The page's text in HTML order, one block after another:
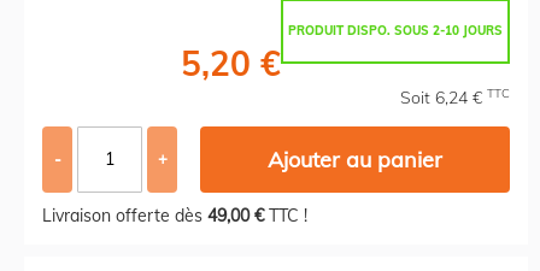
PRODUIT DISPO. SOUS 2-10 JOURS
5,20 €
Soit 6,24 € TTC
- + Ajouter au panier
Livraison offerte dès 49,00 €TTC !